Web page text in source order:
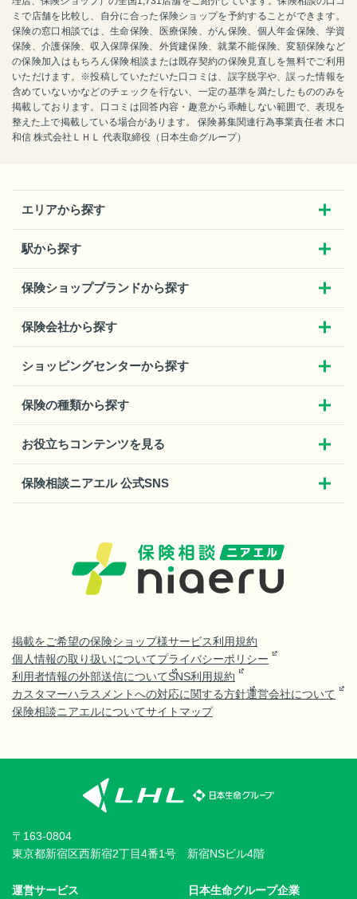
ミで店舗を比較し、自分に合った保険ショップを予約することができます。
保険の窓口相談では、生命保険、医療保険、がん保険、個人年金保険、学資
保険、介護保険、収入保障保険、外貨建保険、就業不能保険、変額保険など
の保険加入はもちろん保険相談または既存契約の保険見直しを無料でご利用
いただけます。※投稿していただいた口コミは、誤字脱字や、誤った情報を
含めていないかなどのチェックを行ない、一定の基準を満たしたもののみを
掲載しております。口コミは回答内容・趣意から乖離しない範囲で、表現を
整えた上で掲載している場合があります。 保険募集関連行為事業責任者 木口
和信 株式会社ＬＨＬ 代表取締役（日本生命グループ）
エリアから探す
駅から探す
保険ショップブランドから探す
保険会社から探す
ショッピングセンターから探す
保険の種類から探す
お役立ちコンテンツを見る
保険相談ニアエル 公式SNS
掲載をご希望の保険ショップ様サービス利用規約
個人情報の取り扱いについてプライバシーポリシー
利用者情報の外部送信についてSNS利用規約
カスタマーハラスメントへの対応に関する方針運営会社について
保険相談ニアエルについてサイトマップ
〒163-0804
東京都新宿区西新宿2丁目4番1号 新宿NSビル4階
運営サービス 日本生命グループ企業